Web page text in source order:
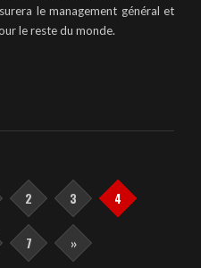
le management général et
le reste du monde.
2 3 4
7 »